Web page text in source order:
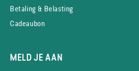
Betaling & Belasting
Cadeaubon
MELD JE AAN